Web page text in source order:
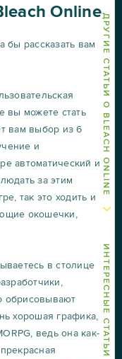
ДРУГИЕ СТАТЬИ О BLEACH ONLINE
ИНТЕРЕСНЫЕ СТАТЬИ
Online
бы рассказать вам
вы можете стать
вам выбор из 6
и
автоматический и
за этим
так это ходить и
окошечки,
в столице
обрисовывают
хорошая графика,
ведь она как-